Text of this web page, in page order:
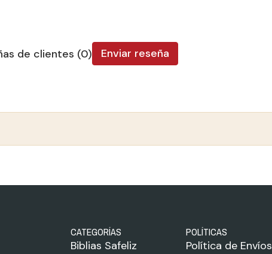
de clientes (0) Enviar reseña
CATEGORÍAS
Biblias Safeliz
POLÍTICAS
Política de Envíos